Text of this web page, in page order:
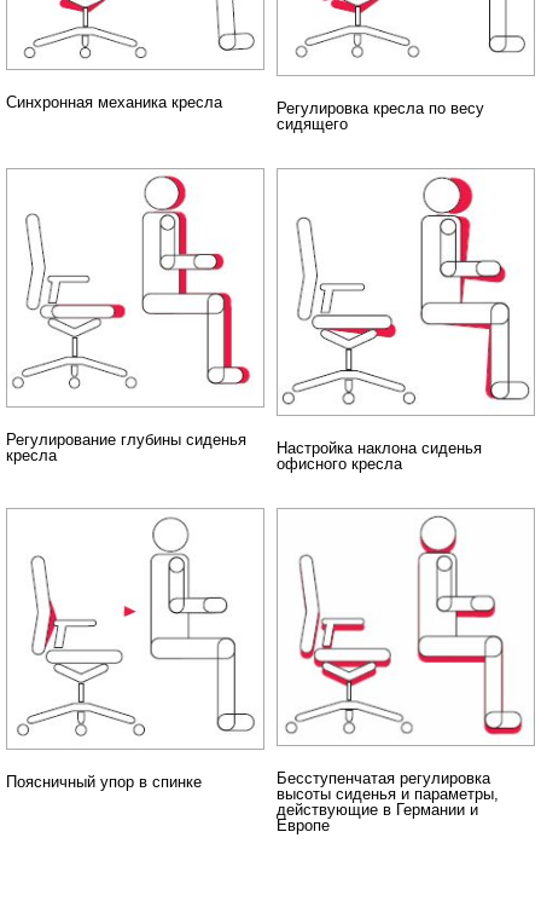
Синхронная механика кресла
Регулировка кресла по весу
сидящего
Регулирование глубины сиденья
кресла
Настройка наклона сиденья
офисного кресла
Поясничный упор в спинке
Бесступенчатая регулировка
высоты сиденья и параметры,
действующие в Германии и
Европе